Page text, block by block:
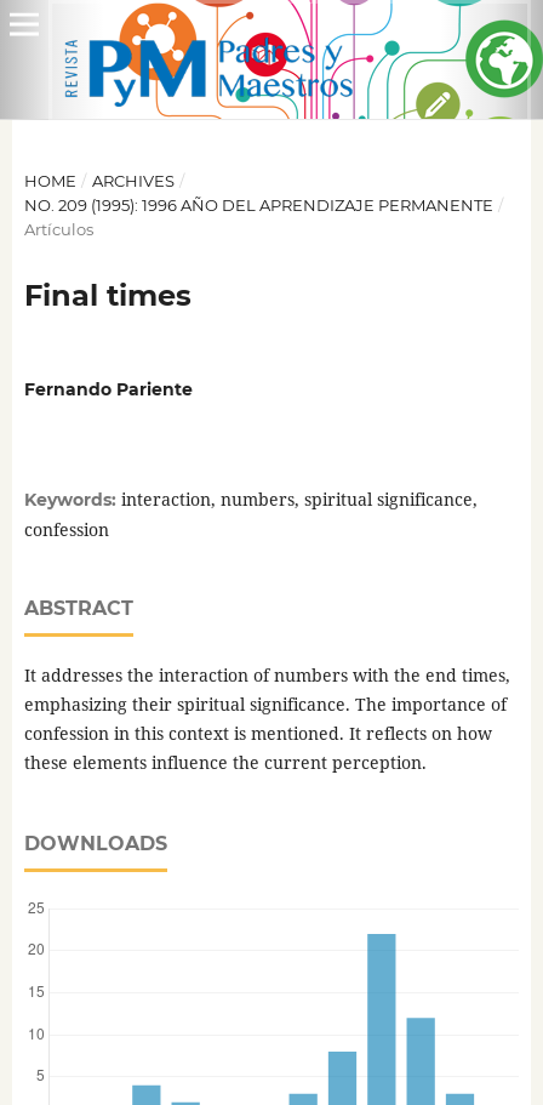
HOME / ARCHIVES /
NO. 209 (1995): 1996 AÑO DEL APRENDIZAJE PERMANENTE /
Artículos
Final times
Fernando Pariente
Keywords: interaction, numbers, spiritual significance,
confession
ABSTRACT
It addresses the interaction of numbers with the end times,
emphasizing their spiritual significance. The importance of
confession in this context is mentioned. It reflects on how
these elements influence the current perception.
DOWNLOADS